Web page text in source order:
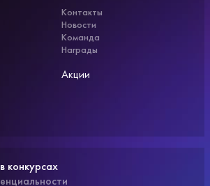
Контакты
Новости
Команда
Награды
Акции
конкурсах